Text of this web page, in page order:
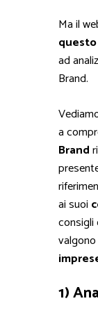
Ma il
questo
ad
Brand.
a
Brand
ai suoi
consigli
1)